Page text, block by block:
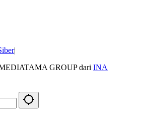
GROUP dari INA